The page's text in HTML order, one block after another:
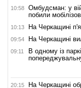
10:58
Омбудсман: у
побили
10:13 На Черкащині
09:54 На Черкащині
09:11
В одному із
20:15
На Черкащині